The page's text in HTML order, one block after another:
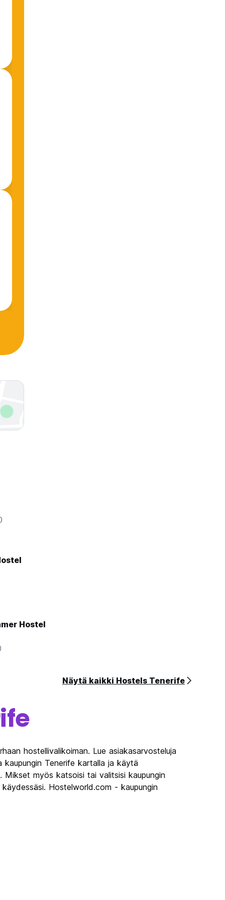
Hostel
Näytä kaikki Hostels Tenerife
hostellivalikoiman. Lue asiakasarvosteluja
kaupungin Tenerife kartalla ja käytä
Mikset myös katsoisi tai valitsisi kaupungin
Hostelworld.com - kaupungin